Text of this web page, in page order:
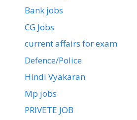
Bank jobs
CG Jobs
current affairs for exam
Defence/Police
Hindi Vyakaran
Mp jobs
PRIVETE JOB